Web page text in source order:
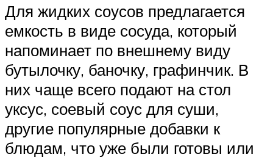
Для жидких соусов предлагается
емкость в виде сосуда, который
напоминает по внешнему виду
бутылочку, баночку, графинчик. В
них чаще всего подают на стол
уксус, соевый соус для суши,
другие популярные добавки к
блюдам, что уже были готовы или